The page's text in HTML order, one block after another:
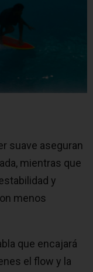
suave aseguran
mientras que
y
menos
que encajará
el flow y la